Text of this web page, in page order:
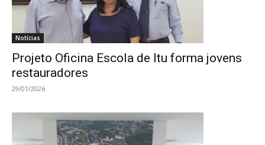
Notícias
Projeto Oficina Escola de Itu forma jovens
restauradores
29/01/2026